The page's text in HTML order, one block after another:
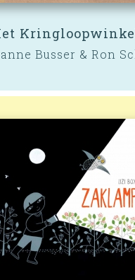
Busser & Ron